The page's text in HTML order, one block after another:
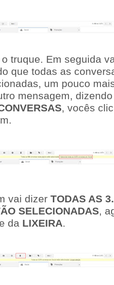
truque. Em seguida
que todas as
um pouco
mensagem,
, vocês
vai dizer TODAS AS
SELECIONADAS,
da LIXEIRA.